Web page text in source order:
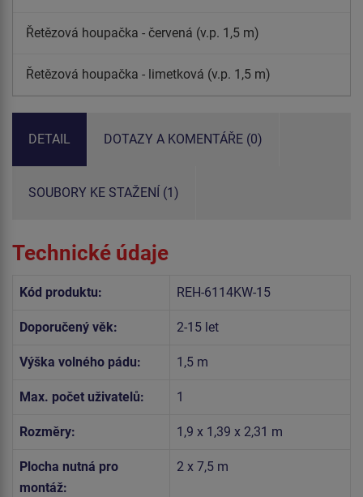
Řetězová houpačka - červená (v.p. 1,5 m)
Řetězová houpačka - limetková (v.p. 1,5 m)
DETAIL DOTAZY A KOMENTÁŘE (0)
SOUBORY KE STAŽENÍ (1)
Technické údaje
Kód produktu: REH-6114KW-15
Doporučený věk: 2-15 let
Výška volného pádu: 1,5 m
Max. počet uživatelů: 1
Rozměry: 1,9 x 1,39 x 2,31 m
Plocha nutná pro
montáž:
2 x 7,5 m